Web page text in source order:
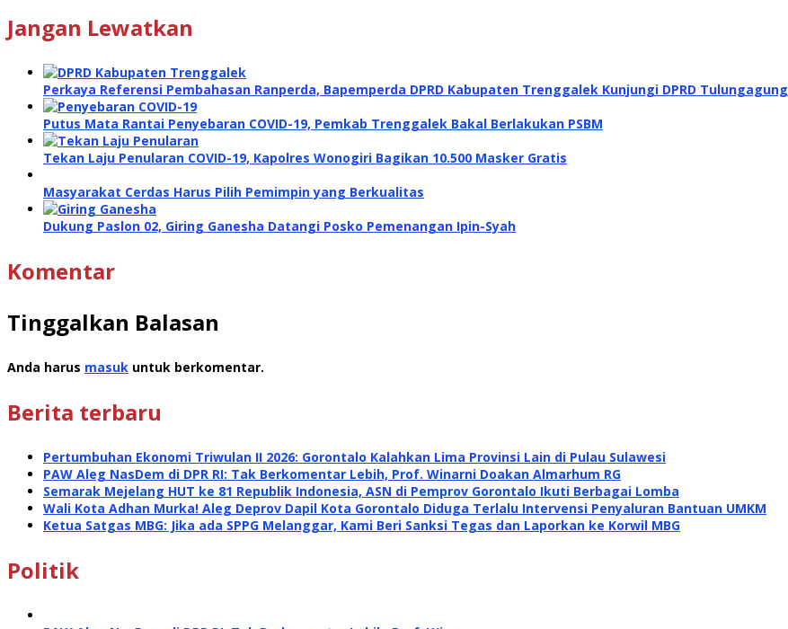
Jangan Lewatkan
Perkaya Referensi Pembahasan Ranperda, Bapemperda DPRD Kabupaten Trenggalek Kunjungi DPRD Tulungagung
Putus Mata Rantai Penyebaran COVID-19, Pemkab Trenggalek Bakal Berlakukan PSBM
Tekan Laju Penularan COVID-19, Kapolres Wonogiri Bagikan 10.500 Masker Gratis
Masyarakat Cerdas Harus Pilih Pemimpin yang Berkualitas
Dukung Paslon 02, Giring Ganesha Datangi Posko Pemenangan Ipin-Syah
Komentar
Tinggalkan Balasan
Anda harus masuk untuk berkomentar.
Berita terbaru
Pertumbuhan Ekonomi Triwulan II 2026: Gorontalo Kalahkan Lima Provinsi Lain di Pulau Sulawesi
PAW Aleg NasDem di DPR RI: Tak Berkomentar Lebih, Prof. Winarni Doakan Almarhum RG
Semarak Mejelang HUT ke 81 Republik Indonesia, ASN di Pemprov Gorontalo Ikuti Berbagai Lomba
Wali Kota Adhan Murka! Aleg Deprov Dapil Kota Gorontalo Diduga Terlalu Intervensi Penyaluran Bantuan UMKM
Ketua Satgas MBG: Jika ada SPPG Melanggar, Kami Beri Sanksi Tegas dan Laporkan ke Korwil MBG
Politik